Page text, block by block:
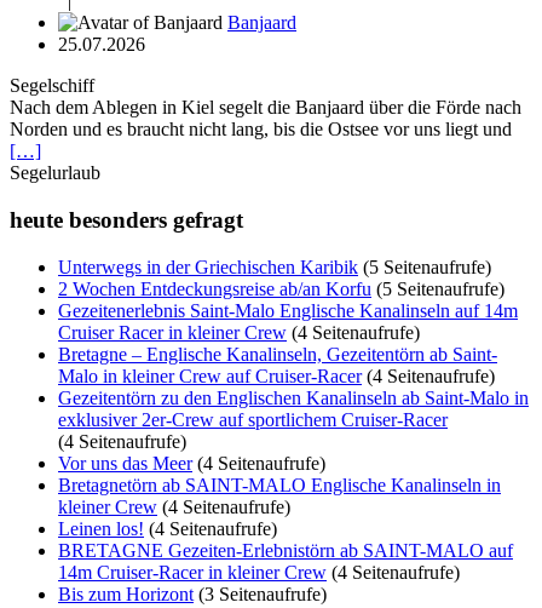
Banjaard
25.07.2026
Segelschiff
Nach dem Ablegen in Kiel segelt die Banjaard über die Förde nach
Norden und es braucht nicht lang, bis die Ostsee vor uns liegt und
[…]
Segelurlaub
heute besonders gefragt
Unterwegs in der Griechischen Karibik (5 Seitenaufrufe)
2 Wochen Entdeckungsreise ab/an Korfu (5 Seitenaufrufe)
Gezeitenerlebnis Saint-Malo Englische Kanalinseln auf 14m
Cruiser Racer in kleiner Crew (4 Seitenaufrufe)
Bretagne – Englische Kanalinseln, Gezeitentörn ab Saint-
Malo in kleiner Crew auf Cruiser-Racer(4 Seitenaufrufe)
Gezeitentörn zu den Englischen Kanalinseln ab Saint-Malo in
exklusiver 2er-Crew auf sportlichem Cruiser-Racer
(4 Seitenaufrufe)
Vor uns das Meer(4 Seitenaufrufe)
Bretagnetörn ab SAINT-MALO Englische Kanalinseln in
kleiner Crew (4 Seitenaufrufe)
Leinen los! (4 Seitenaufrufe)
BRETAGNE Gezeiten-Erlebnistörn ab SAINT-MALO auf
14m Cruiser-Racer in kleiner Crew (4 Seitenaufrufe)
Bis zum Horizont (3 Seitenaufrufe)